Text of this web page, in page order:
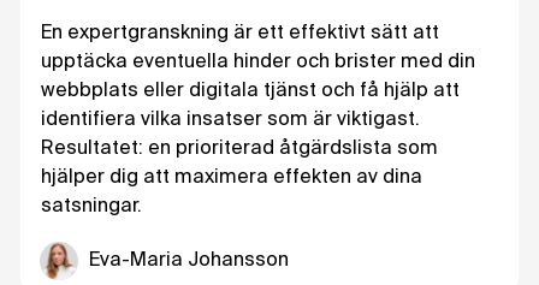
En expertgranskning är ett effektivt sätt att
upptäcka eventuella hinder och brister med din
webbplats eller digitala tjänst och få hjälp att
identifiera vilka insatser som är viktigast.
Resultatet: en prioriterad åtgärdslista som
hjälper dig att maximera effekten av dina
satsningar.
Eva-Maria Johansson